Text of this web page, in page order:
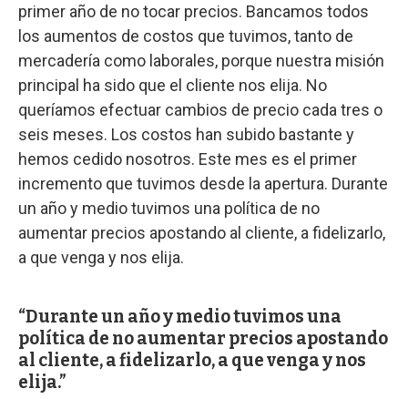
primer año de no tocar precios. Bancamos todos
los aumentos de costos que tuvimos, tanto de
mercadería como laborales, porque nuestra misión
principal ha sido que el cliente nos elija. No
queríamos efectuar cambios de precio cada tres o
seis meses. Los costos han subido bastante y
hemos cedido nosotros. Este mes es el primer
incremento que tuvimos desde la apertura. Durante
un año y medio tuvimos una política de no
aumentar precios apostando al cliente, a fidelizarlo,
a que venga y nos elija.
Durante un año y medio tuvimos una
política de no aumentar precios apostando
al cliente, a fidelizarlo, a que venga y nos
elija.